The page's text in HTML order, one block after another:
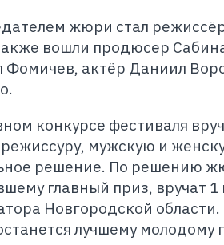
жюри стал
вошли продюсер
Фомичев, актёр Даниил
конкурсе фестиваля
мужскую и
решение. По решению
главный приз, вручат
Новгородской
лучшему молодому